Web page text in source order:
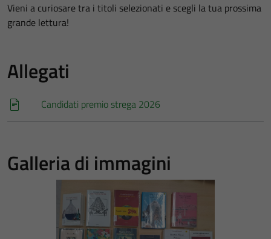
Vieni a curiosare tra i titoli selezionati e scegli la tua prossima
grande lettura!
Allegati
Candidati premio strega 2026
Galleria di immagini